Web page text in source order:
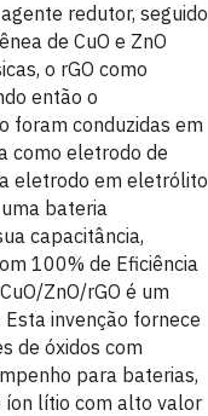
redutor, seguido
de CuO e ZnO
o rGO como
então o
foram conduzidas em
como eletrodo de
eletrodo em eletrólito
bateria
capacitância,
100% de Eficiência
ZnO/rGO é um
invenção fornece
de óxidos com
para baterias,
íon lítio com alto valor